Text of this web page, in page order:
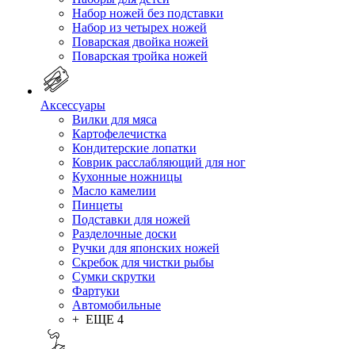
Набор ножей без подставки
Набор из четырех ножей
Поварская двойка ножей
Поварская тройка ножей
Аксессуары
Вилки для мяса
Картофелечистка
Кондитерские лопатки
Коврик расслабляющий для ног
Кухонные ножницы
Масло камелии
Пинцеты
Подставки для ножей
Разделочные доски
Ручки для японских ножей
Скребок для чистки рыбы
Сумки скрутки
Фартуки
Автомобильные
+ ЕЩЕ 4